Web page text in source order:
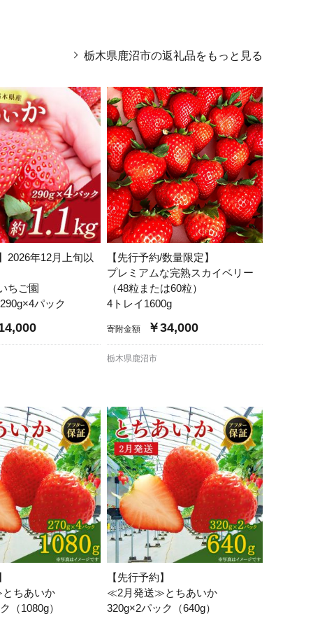
栃木県鹿沼市の返礼品をもっと見る
2026年12月上旬以
ちご園
パック
【先行予約/数量限定】
プレミアムな完熟スカイベリー
（48粒または60粒）
4トレイ1600g
寄附金額 ￥34,000
栃木県鹿沼市
ちあいか
（1080g）
【先行予約】
≪2月発送≫とちあいか
320g×2パック（640g）